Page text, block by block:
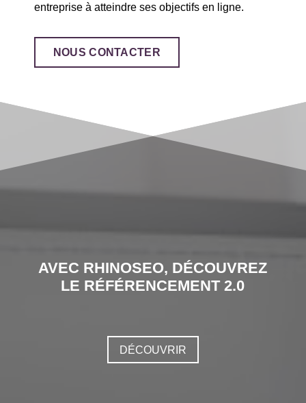
entreprise à atteindre ses objectifs en ligne.
NOUS CONTACTER
AVEC RHINOSEO, DÉCOUVREZ
LE RÉFÉRENCEMENT 2.0
DÉCOUVRIR